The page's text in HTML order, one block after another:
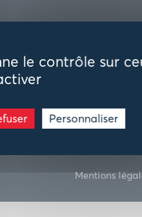
le contrôle sur
Personnaliser
Mentions